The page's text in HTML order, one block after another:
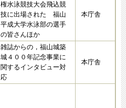
権水泳競技大会飛込競
技に出場された 福山
平成大学水泳部の選手
の皆さんほか
本庁舎
雑誌からの，福山城築
城４００年記念事業に
関するインタビュー対
応
本庁舎